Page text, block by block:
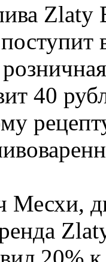
Zlaty
40
Месхи,